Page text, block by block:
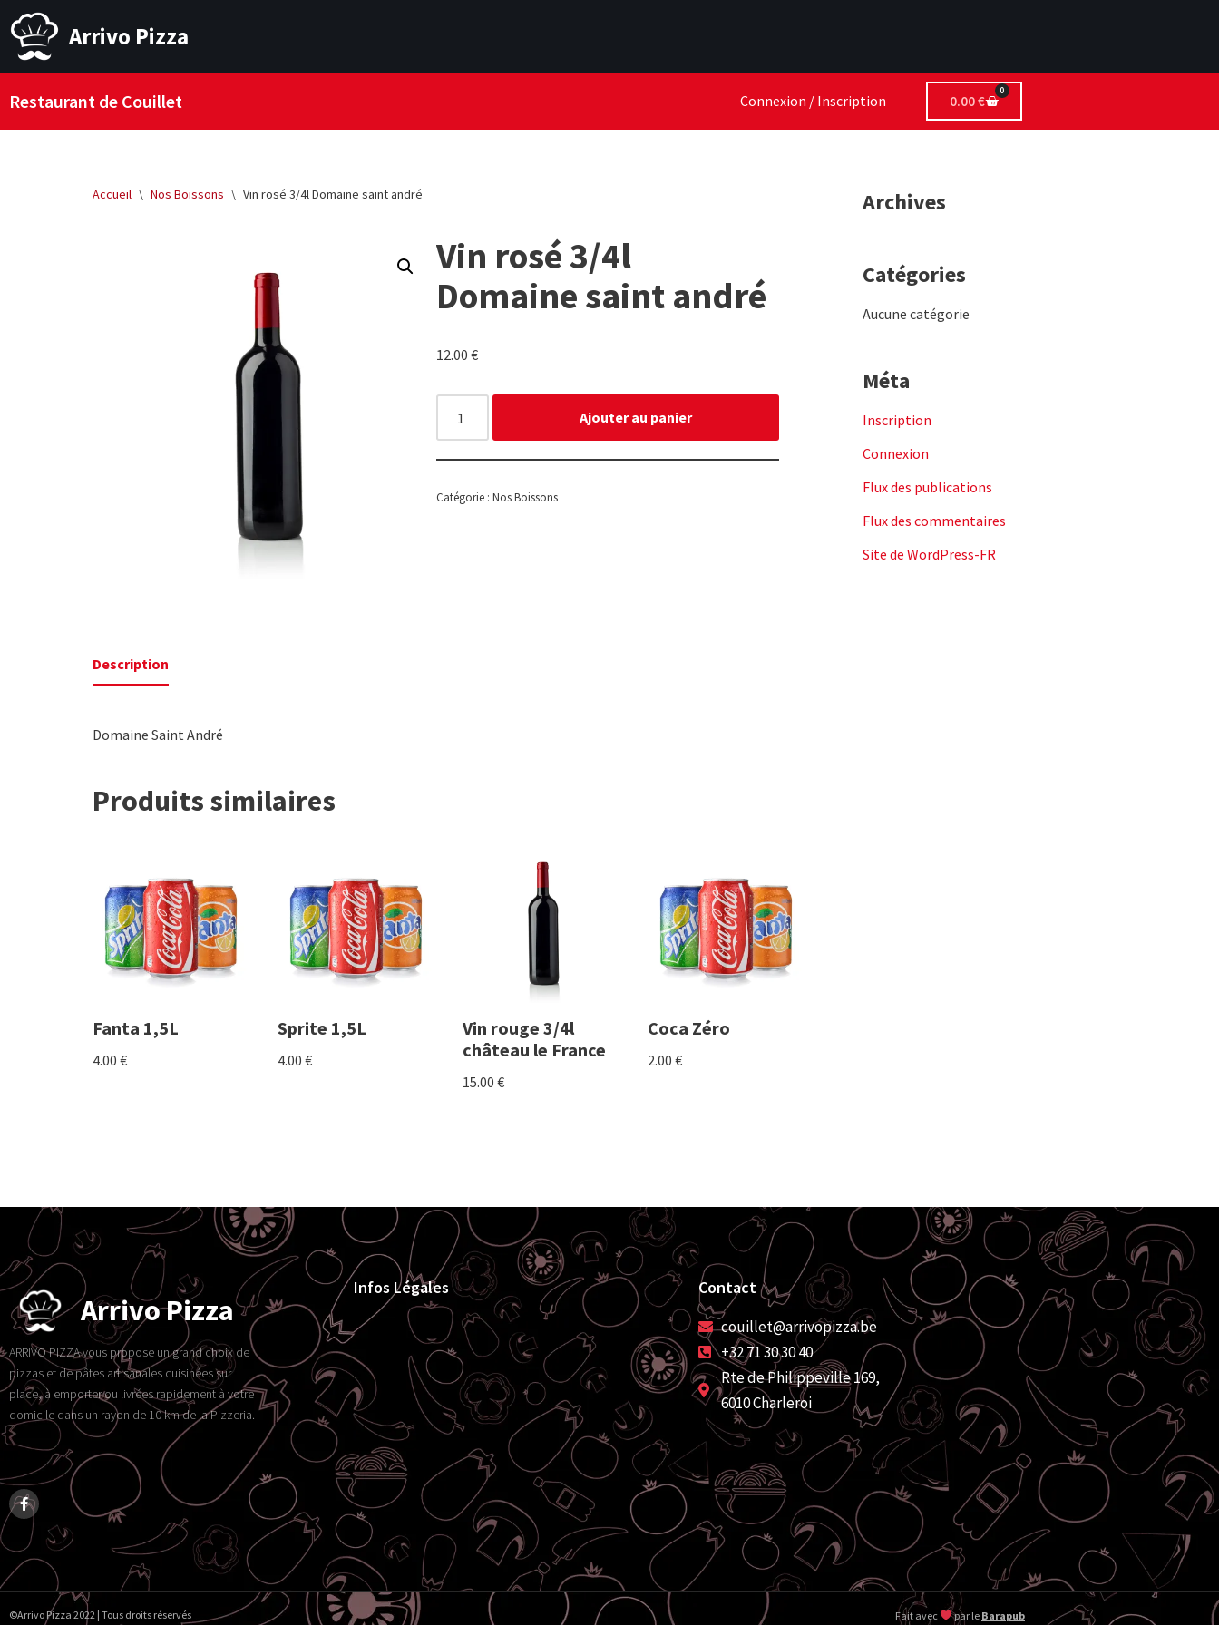
Aller
au
contenu
Arrivo Pizza
Restaurant de Couillet Connexion / Inscription 0.00€
0
Accueil \ Nos Boissons \ Vin rosé 3/4l Domaine saint andré
Vin rosé 3/4l
Domaine saint andré
12.00 €
Ajouter au panier
Catégorie : Nos Boissons
Description
Domaine Saint André
Produits similaires
Fanta 1,5L
4.00 €
Sprite 1,5L
4.00 €
Vin rouge 3/4l
château le France
15.00 €
Coca Zéro
2.00 €
Archives
Catégories
Aucune catégorie
Méta
Inscription
Connexion
Flux des publications
Flux des commentaires
Site de WordPress-FR
Arrivo Pizza
ARRIVO PIZZA vous propose un grand choix de
pizzas et de pâtes artisanales cuisinées sur
place, à emporter ou livrées rapidement à votre
domicile dans un rayon de 10 km de la Pizzeria.
Infos Légales Contact
couillet@arrivopizza.be
+32 71 30 30 40
Rte de Philippeville 169,
6010 Charleroi
©Arrivo Pizza 2022 | Tous droits réservés Fait avec par le Barapub